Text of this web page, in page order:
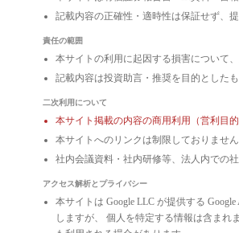
記載内容の正確性・適時性は保証せず、
責任の範囲
本サイトの利用に起因する損害について
記載内容は投資助言・推奨を目的とした
二次利用について
本サイト掲載の内容の商用利用（営利目
本サイトへのリンクは制限しておりません
社内会議資料・社内研修等、法人内での
アクセス解析とプライバシー
本サイトは Google LLC が提供する
しますが、 個人を特定する情報は含まれ